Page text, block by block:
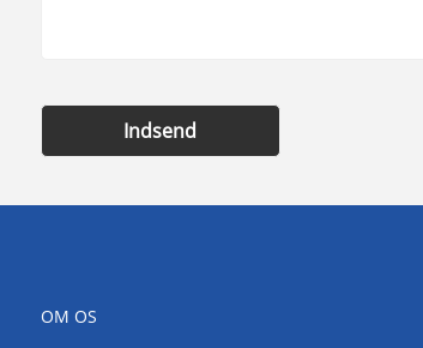
Indsend
OM OS